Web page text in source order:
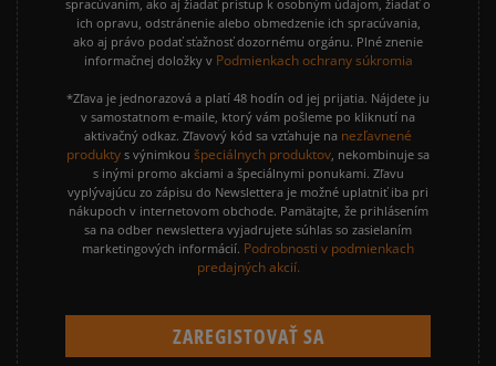
spracúvaním, ako aj žiadať prístup k osobným údajom, žiadať o
ich opravu, odstránenie alebo obmedzenie ich spracúvania,
ako aj právo podať sťažnosť dozornému orgánu. Plné znenie
informačnej doložky v Podmienkach ochrany súkromia
*Zľava je jednorazová a platí 48 hodín od jej prijatia. Nájdete ju
v samostatnom e-maile, ktorý vám pošleme po kliknutí na
aktivačný odkaz. Zľavový kód sa vzťahuje na nezľavnené
produkty s výnimkou špeciálnych produktov, nekombinuje sa
s inými promo akciami a špeciálnymi ponukami. Zľavu
vyplývajúcu zo zápisu do Newslettera je možné uplatniť iba pri
nákupoch v internetovom obchode. Pamätajte, že prihlásením
sa na odber newslettera vyjadrujete súhlas so zasielaním
marketingových informácií. Podrobnosti v podmienkach
predajných akcií.